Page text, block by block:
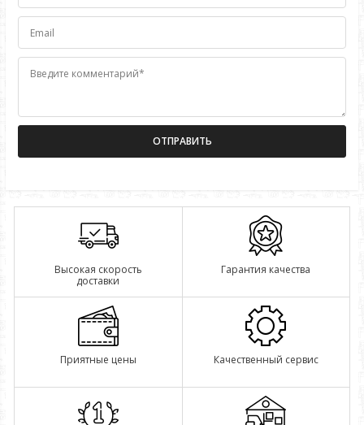
Email
Введите комментарий*
Высокая скорость
доставки
Гарантия качества
Приятные цены Качественный сервис